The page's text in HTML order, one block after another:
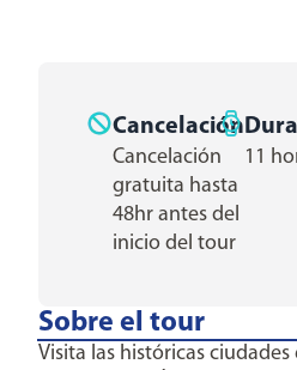
Cancelación
Cancelación
gratuita hasta
48hr antes del
inicio del tour
11
Sobre el tour
Visita las históricas ciudades